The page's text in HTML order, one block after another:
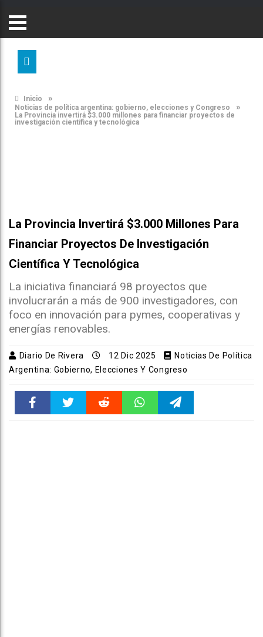
Inicio »
Noticias de política argentina: gobierno, elecciones y Congreso »
La Provincia invertirá $3.000 millones para financiar proyectos de
investigación científica y tecnológica
La Provincia Invertirá $3.000 Millones Para
Financiar Proyectos De Investigación
Científica Y Tecnológica
La iniciativa financiará 98 proyectos que
involucrarán a más de 900 investigadores, con
foco en innovación para pymes, cooperativas y
energías renovables.
Diario De Rivera 12 Dic 2025
Noticias De Política
Argentina: Gobierno, Elecciones Y Congreso